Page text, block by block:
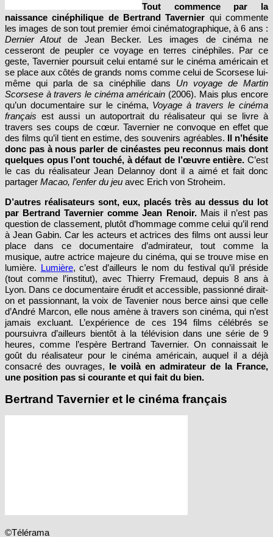
Tout commence par la
naissance cinéphilique de Bertrand Tavernier qui commente
les images de son tout premier émoi cinématographique, à 6 ans :
Dernier Atoutde Jean Becker. Les images de cinéma ne
cesseront de peupler ce voyage en terres cinéphiles. Par ce
geste, Tavernier poursuit celui entamé sur le cinéma américain et
se place aux côtés de grands noms comme celui de Scorsese lui-
même qui parla de sa cinéphilie dans Un voyage de Martin
Scorsese à travers le cinéma américain (2006). Mais plus encore
qu’un documentaire sur le cinéma, Voyage à travers le cinéma
français est aussi un autoportrait du réalisateur qui se livre à
travers ses coups de cœur. Tavernier ne convoque en effet que
des films qu’il tient en estime, des souvenirs agréables. Il n’hésite
donc pas à nous parler de cinéastes peu reconnus mais dont
quelques opus l’ont touché, à défaut de l’œuvre entière. C’est
le cas du réalisateur Jean Delannoy dont il a aimé et fait donc
partager Macao, l’enfer du jeu avec Erich von Stroheim.
D’autres réalisateurs sont, eux, placés très au dessus du lot
par Bertrand Tavernier comme Jean Renoir.Mais il n’est pas
question de classement, plutôt d’hommage comme celui qu’il rend
à Jean Gabin. Car les acteurs et actrices des films ont aussi leur
place dans ce documentaire d’admirateur, tout comme la
musique, autre actrice majeure du cinéma, qui se trouve mise en
lumière. Lumière, c’est d’ailleurs le nom du festival qu’il préside
(tout comme l’institut), avec Thierry Fremaud, depuis 8 ans à
Lyon. Dans ce documentaire érudit et accessible, passionné dirait-
on et passionnant, la voix de Tavenier nous berce ainsi que celle
d’André Marcon, elle nous amène à travers son cinéma, qui n’est
jamais excluant. L’expérience de ces 194 films célébrés se
poursuivra d’ailleurs bientôt à la télévision dans une série de 9
heures, comme l’espère Bertrand Tavernier. On connaissait le
goût du réalisateur pour le cinéma américain, auquel il a déjà
consacré des ouvrages, le voilà en admirateur de la France,
une position pas si courante et qui fait du bien.
Bertrand Tavernier et le cinéma français
©Télérama